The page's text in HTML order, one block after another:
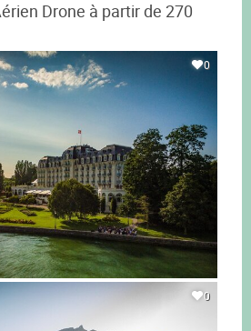
Drone à partir de 270
0
0